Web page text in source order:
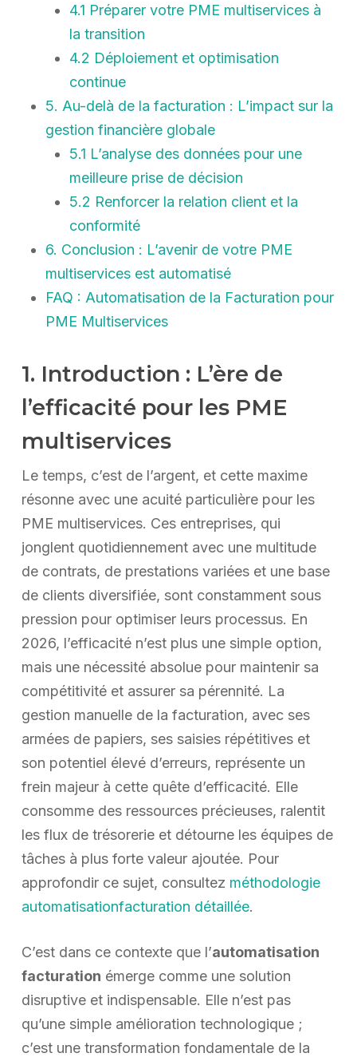
4.1 Préparer votre PME multiservices à
la transition
4.2 Déploiement et optimisation
continue
5. Au-delà de la facturation : L’impact sur la
gestion financière globale
5.1 L’analyse des données pour une
meilleure prise de décision
5.2 Renforcer la relation client et la
conformité
6. Conclusion : L’avenir de votre PME
multiservices est automatisé
FAQ : Automatisation de la Facturation pour
PME Multiservices
1. Introduction : L’ère de
l’efficacité pour les PME
multiservices
Le temps, c’est de l’argent, et cette maxime
résonne avec une acuité particulière pour les
PME multiservices. Ces entreprises, qui
jonglent quotidiennement avec une multitude
de contrats, de prestations variées et une base
de clients diversifiée, sont constamment sous
pression pour optimiser leurs processus. En
2026, l’efficacité n’est plus une simple option,
mais une nécessité absolue pour maintenir sa
compétitivité et assurer sa pérennité. La
gestion manuelle de la facturation, avec ses
armées de papiers, ses saisies répétitives et
son potentiel élevé d’erreurs, représente un
frein majeur à cette quête d’efficacité. Elle
consomme des ressources précieuses, ralentit
les flux de trésorerie et détourne les équipes de
tâches à plus forte valeur ajoutée. Pour
approfondir ce sujet, consultez méthodologie
automatisationfacturation détaillée.
C’est dans ce contexte que l’automatisation
facturation émerge comme une solution
disruptive et indispensable. Elle n’est pas
qu’une simple amélioration technologique ;
c’est une transformation fondamentale de la